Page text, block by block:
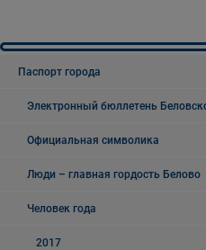
Паспорт города
Электронный бюллетень
Официальная символика
Люди – главная гордость Белово
Человек года
2017